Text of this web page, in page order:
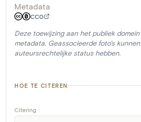
Metadata
CC0
Deze toewijzing aan het publiek
metadata. Geassocieerde foto's
auteursrechtelijke status hebben.
HOE TE CITEREN
Citering